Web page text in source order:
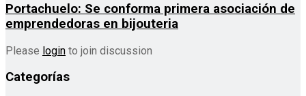
Portachuelo: Se conforma primera asociación de
emprendedoras en bijouteria
Please login to join discussion
Categorías